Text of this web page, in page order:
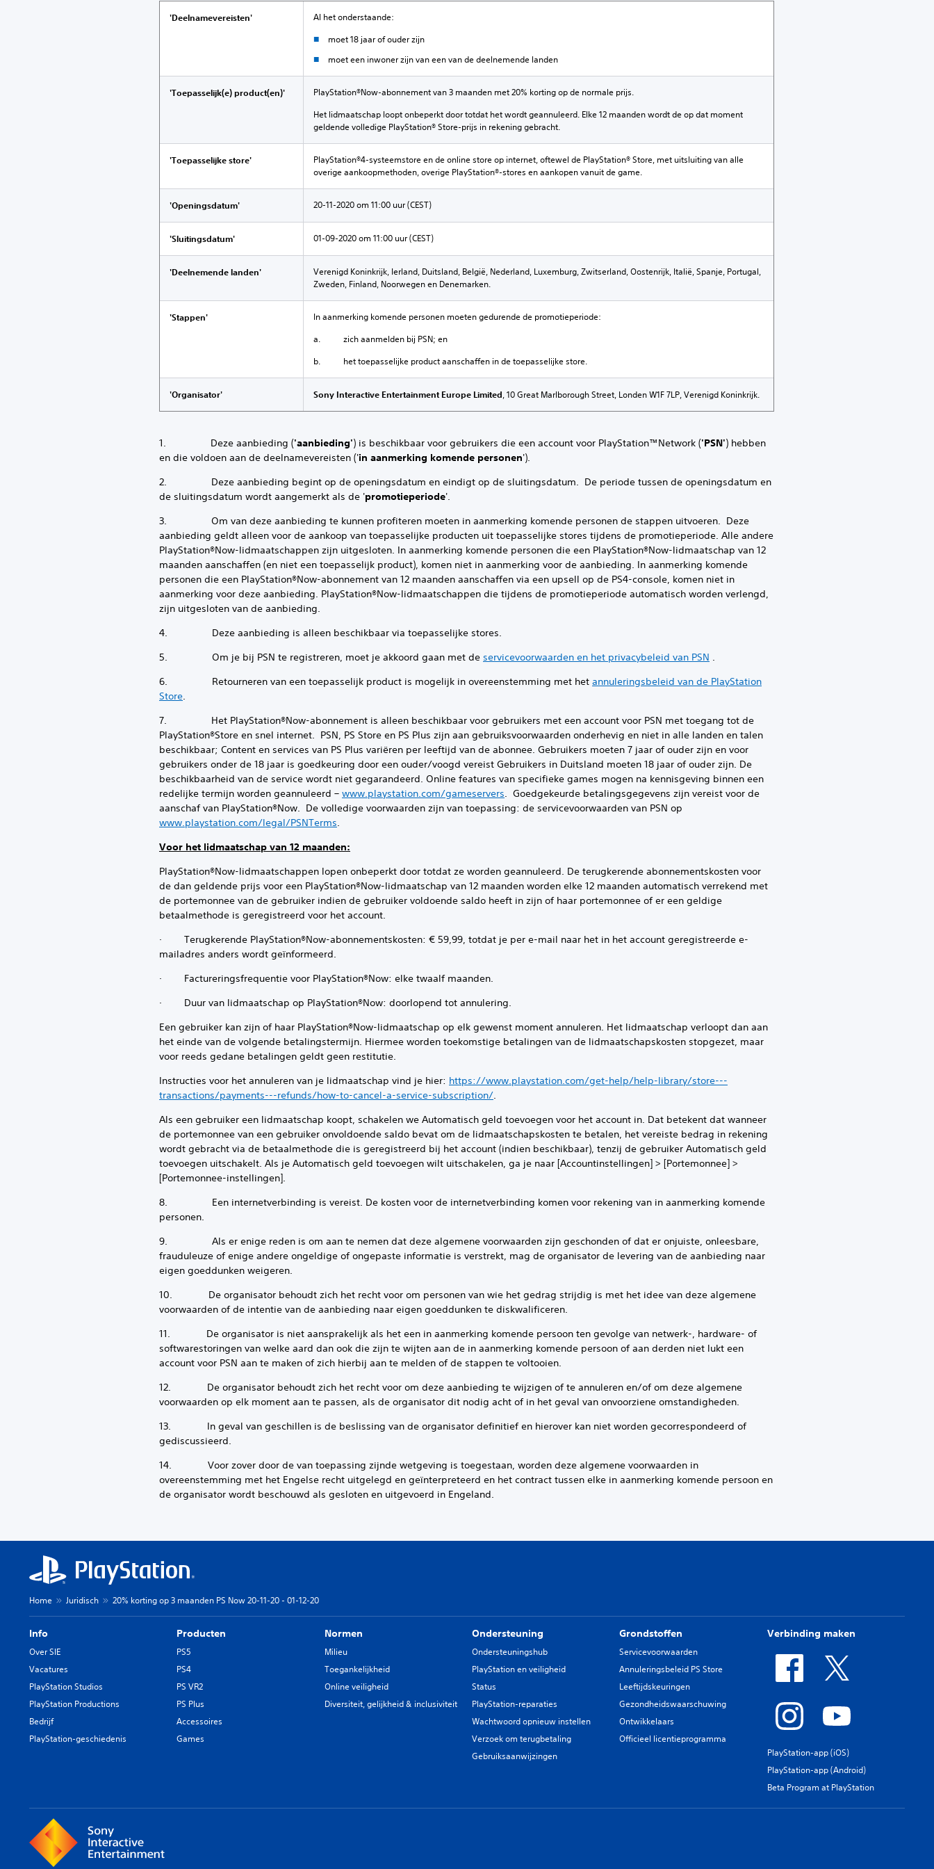
'Deelnamevereisten'
Al het onderstaande:
moet 18 jaar of ouder zijn
moet een inwoner zijn van een van de deelnemende landen
'Toepasselijk(e) product(en)'
PlayStation®Now-abonnement van 3 maanden met 20% korting op de normale prijs.
Het lidmaatschap loopt onbeperkt door totdat het wordt geannuleerd. Elke 12 maanden wordt de op dat moment
geldende volledige PlayStation® Store-prijs in rekening gebracht.
'Toepasselijke store'
PlayStation®4-systeemstore en de online store op internet, oftewel de PlayStation® Store, met uitsluiting van alle
overige aankoopmethoden, overige PlayStation®-stores en aankopen vanuit de game.
'Openingsdatum' 20-11-2020 om 11:00 uur (CEST)
'Sluitingsdatum' 01-09-2020 om 11:00 uur (CEST)
'Deelnemende landen'
Verenigd Koninkrijk, Ierland, Duitsland, België, Nederland, Luxemburg, Zwitserland, Oostenrijk, Italië, Spanje, Portugal,
Zweden, Finland, Noorwegen en Denemarken.
'Stappen'
In aanmerking komende personen moeten gedurende de promotieperiode:
a. zich aanmelden bij PSN; en
b. het toepasselijke product aanschaffen in de toepasselijke store.
'Organisator' Sony Interactive Entertainment Europe Limited, 10 Great Marlborough Street, Londen W1F 7LP, Verenigd Koninkrijk.
1. Deze aanbieding ('aanbieding') is beschikbaar voor gebruikers die een account voor PlayStation™Network ('PSN') hebben
en die voldoen aan de deelnamevereisten ('in aanmerking komende personen').
2. Deze aanbieding begint op de openingsdatum en eindigt op de sluitingsdatum. De periode tussen de openingsdatum en
de sluitingsdatum wordt aangemerkt als de 'promotieperiode'.
3. Om van deze aanbieding te kunnen profiteren moeten in aanmerking komende personen de stappen uitvoeren. Deze
aanbieding geldt alleen voor de aankoop van toepasselijke producten uit toepasselijke stores tijdens de promotieperiode. Alle andere
PlayStation®Now-lidmaatschappen zijn uitgesloten. In aanmerking komende personen die een PlayStation®Now-lidmaatschap van 12
maanden aanschaffen (en niet een toepasselijk product), komen niet in aanmerking voor de aanbieding. In aanmerking komende
personen die een PlayStation®Now-abonnement van 12 maanden aanschaffen via een upsell op de PS4-console, komen niet in
aanmerking voor deze aanbieding. PlayStation®Now-lidmaatschappen die tijdens de promotieperiode automatisch worden verlengd,
zijn uitgesloten van de aanbieding.
4. Deze aanbieding is alleen beschikbaar via toepasselijke stores.
5. Om je bij PSN te registreren, moet je akkoord gaan met de servicevoorwaarden en het privacybeleid van PSN .
6. Retourneren van een toepasselijk product is mogelijk in overeenstemming met het annuleringsbeleid van de PlayStation
Store.
7. Het PlayStation®Now-abonnement is alleen beschikbaar voor gebruikers met een account voor PSN met toegang tot de
PlayStation®Store en snel internet. PSN, PS Store en PS Plus zijn aan gebruiksvoorwaarden onderhevig en niet in alle landen en talen
beschikbaar; Content en services van PS Plus variëren per leeftijd van de abonnee. Gebruikers moeten 7 jaar of ouder zijn en voor
gebruikers onder de 18 jaar is goedkeuring door een ouder/voogd vereist Gebruikers in Duitsland moeten 18 jaar of ouder zijn. De
beschikbaarheid van de service wordt niet gegarandeerd. Online features van specifieke games mogen na kennisgeving binnen een
redelijke termijn worden geannuleerd – www.playstation.com/gameservers. Goedgekeurde betalingsgegevens zijn vereist voor de
aanschaf van PlayStation®Now. De volledige voorwaarden zijn van toepassing: de servicevoorwaarden van PSN op
www.playstation.com/legal/PSNTerms.
Voor het lidmaatschap van 12 maanden:
PlayStation®Now-lidmaatschappen lopen onbeperkt door totdat ze worden geannuleerd. De terugkerende abonnementskosten voor
de dan geldende prijs voor een PlayStation®Now-lidmaatschap van 12 maanden worden elke 12 maanden automatisch verrekend met
de portemonnee van de gebruiker indien de gebruiker voldoende saldo heeft in zijn of haar portemonnee of er een geldige
betaalmethode is geregistreerd voor het account.
· Terugkerende PlayStation®Now-abonnementskosten: € 59,99, totdat je per e-mail naar het in het account geregistreerde e-
mailadres anders wordt geïnformeerd.
· Factureringsfrequentie voor PlayStation®Now: elke twaalf maanden.
· Duur van lidmaatschap op PlayStation®Now: doorlopend tot annulering.
Een gebruiker kan zijn of haar PlayStation®Now-lidmaatschap op elk gewenst moment annuleren. Het lidmaatschap verloopt dan aan
het einde van de volgende betalingstermijn. Hiermee worden toekomstige betalingen van de lidmaatschapskosten stopgezet, maar
voor reeds gedane betalingen geldt geen restitutie.
Instructies voor het annuleren van je lidmaatschap vind je hier: https://www.playstation.com/get-help/help-library/store---
transactions/payments---refunds/how-to-cancel-a-service-subscription/.
Als een gebruiker een lidmaatschap koopt, schakelen we Automatisch geld toevoegen voor het account in. Dat betekent dat wanneer
de portemonnee van een gebruiker onvoldoende saldo bevat om de lidmaatschapskosten te betalen, het vereiste bedrag in rekening
wordt gebracht via de betaalmethode die is geregistreerd bij het account (indien beschikbaar), tenzij de gebruiker Automatisch geld
toevoegen uitschakelt. Als je Automatisch geld toevoegen wilt uitschakelen, ga je naar [Accountinstellingen] > [Portemonnee] >
[Portemonnee-instellingen].
8. Een internetverbinding is vereist. De kosten voor de internetverbinding komen voor rekening van in aanmerking komende
personen.
9. Als er enige reden is om aan te nemen dat deze algemene voorwaarden zijn geschonden of dat er onjuiste, onleesbare,
frauduleuze of enige andere ongeldige of ongepaste informatie is verstrekt, mag de organisator de levering van de aanbieding naar
eigen goeddunken weigeren.
10. De organisator behoudt zich het recht voor om personen van wie het gedrag strijdig is met het idee van deze algemene
voorwaarden of de intentie van de aanbieding naar eigen goeddunken te diskwalificeren.
11. De organisator is niet aansprakelijk als het een in aanmerking komende persoon ten gevolge van netwerk-, hardware- of
softwarestoringen van welke aard dan ook die zijn te wijten aan de in aanmerking komende persoon of aan derden niet lukt een
account voor PSN aan te maken of zich hierbij aan te melden of de stappen te voltooien.
12. De organisator behoudt zich het recht voor om deze aanbieding te wijzigen of te annuleren en/of om deze algemene
voorwaarden op elk moment aan te passen, als de organisator dit nodig acht of in het geval van onvoorziene omstandigheden.
13. In geval van geschillen is de beslissing van de organisator definitief en hierover kan niet worden gecorrespondeerd of
gediscussieerd.
14. Voor zover door de van toepassing zijnde wetgeving is toegestaan, worden deze algemene voorwaarden in
overeenstemming met het Engelse recht uitgelegd en geïnterpreteerd en het contract tussen elke in aanmerking komende persoon en
de organisator wordt beschouwd als gesloten en uitgevoerd in Engeland.
Home Juridisch 20% korting op 3 maanden PS Now 20-11-20 - 01-12-20
Info
Over SIE
Vacatures
PlayStation Studios
PlayStation Productions
Bedrijf
PlayStation-geschiedenis
Producten
PS5
PS4
PS VR2
PS Plus
Accessoires
Games
Normen
Milieu
Toegankelijkheid
Online veiligheid
Diversiteit, gelijkheid & inclusiviteit
Ondersteuning
Ondersteuningshub
PlayStation en veiligheid
Status
PlayStation-reparaties
Wachtwoord opnieuw instellen
Verzoek om terugbetaling
Gebruiksaanwijzingen
Grondstoffen
Servicevoorwaarden
Annuleringsbeleid PS Store
Leeftijdskeuringen
Gezondheidswaarschuwing
Ontwikkelaars
Officieel licentieprogramma
Verbinding maken
PlayStation-app (iOS)
PlayStation-app (Android)
Beta Program at PlayStation